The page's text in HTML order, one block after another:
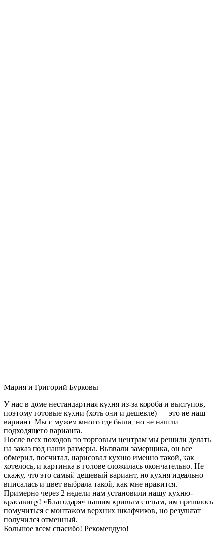
Мария и Григорий Бурковы
У нас в доме нестандартная кухня из-за короба и выступов,
поэтому готовые кухни (хоть они и дешевле) — это не наш
вариант. Мы с мужем много где были, но не нашли
подходящего варианта.
После всех походов по торговым центрам мы решили делать
на заказ под наши размеры. Вызвали замерщика, он все
обмерил, посчитал, нарисовал кухню именно такой, как
хотелось, и картинка в голове сложилась окончательно. Не
скажу, что это самый дешевый вариант, но кухня идеально
вписалась и цвет выбрала такой, как мне нравится.
Примерно через 2 недели нам установили нашу кухню-
красавицу! «Благодаря» нашим кривым стенам, им пришлось
помучиться с монтажом верхних шкафчиков, но результат
получился отменный.
Большое всем спасибо! Рекомендую!